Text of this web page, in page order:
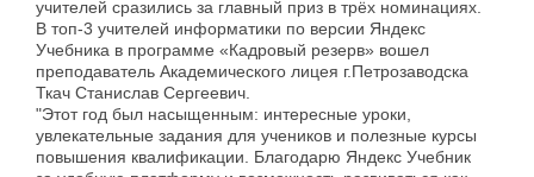
учителей сразились за главный приз в трёх номинациях.
В топ-3 учителей информатики по версии Яндекс
Учебника в программе «Кадровый резерв» вошел
преподаватель Академического лицея г.Петрозаводска
Ткач Станислав Сергеевич.
"Этот год был насыщенным: интересные уроки,
увлекательные задания для учеников и полезные курсы
повышения квалификации. Благодарю Яндекс Учебник